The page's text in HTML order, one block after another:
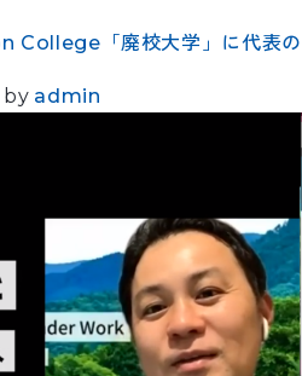
「廃校大学」に代表の
by admin